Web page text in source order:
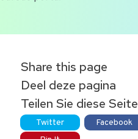
Share this page
Deel deze pagina
Teilen Sie diese Seite
Twitter Facebook